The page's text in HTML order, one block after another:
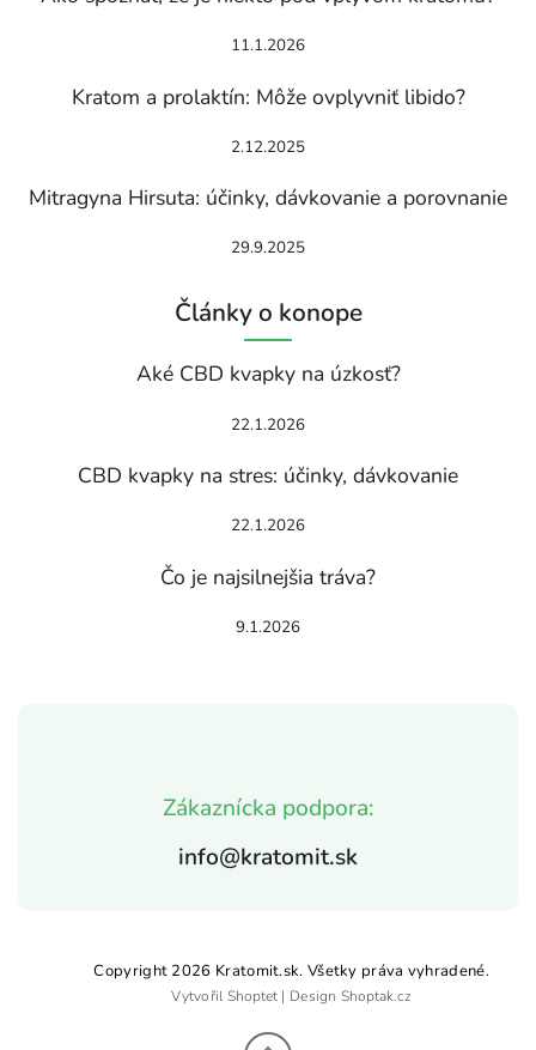
Zákaznícka podpora:
info@kratomit.sk
11.1.2026
Kratom a prolaktín: Môže ovplyvniť libido?
2.12.2025
Mitragyna Hirsuta: účinky, dávkovanie a porovnanie
29.9.2025
Články o konope
Aké CBD kvapky na úzkosť?
22.1.2026
CBD kvapky na stres: účinky, dávkovanie
22.1.2026
Čo je najsilnejšia tráva?
9.1.2026
Copyright 2026 Kratomit.sk. Všetky práva vyhradené.
VytvořilShoptet | Design Shoptak.cz